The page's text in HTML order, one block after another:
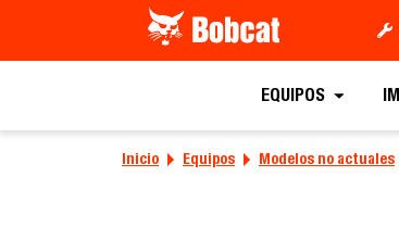
EQUIPOS
Inicio Equipos Modelos no actuales